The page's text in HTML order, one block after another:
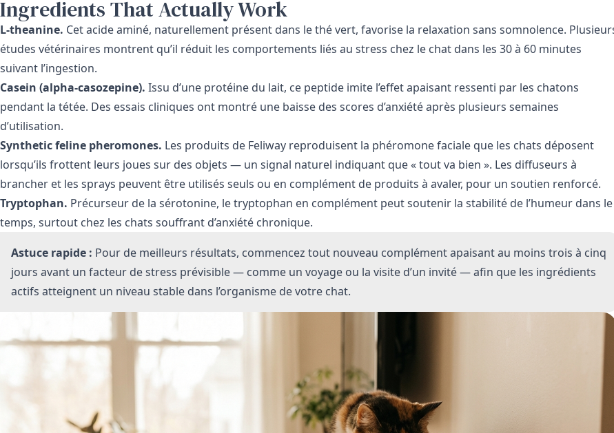
Ingredients That Actually Work
L-theanine. Cet acide aminé, naturellement présent dans le thé vert, favorise la relaxation sans somnolence.
études vétérinaires montrent qu’il réduit les comportements liés au stress chez le chat dans les 30 à 60 minutes
suivant l’ingestion.
Casein (alpha-casozepine). Issu d’une protéine du lait, ce peptide imite l’effet apaisant ressenti par les chatons
pendant la tétée. Des essais cliniques ont montré une baisse des scores d’anxiété après plusieurs semaines
d’utilisation.
Synthetic feline pheromones. Les produits de Feliway reproduisent la phéromone faciale que les chats déposent
lorsqu’ils frottent leurs joues sur des objets — un signal naturel indiquant que « tout va bien ». Les diffuseurs à
brancher et les sprays peuvent être utilisés seuls ou en complément de produits à avaler, pour un soutien renforcé.
Tryptophan. Précurseur de la sérotonine, le tryptophan en complément peut soutenir la stabilité de l’humeur dans le
temps, surtout chez les chats souffrant d’anxiété chronique.
Astuce rapide : Pour de meilleurs résultats, commencez tout nouveau complément apaisant au moins trois à cinq
jours avant un facteur de stress prévisible — comme un voyage ou la visite d’un invité — afin que les ingrédients
actifs atteignent un niveau stable dans l’organisme de votre chat.